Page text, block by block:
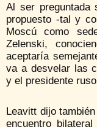
Al ser preguntada
propuesto -tal y
Moscú como
Zelenski,
aceptaría
va a desvelar las
y el presidente
Leavitt dijo
encuentro